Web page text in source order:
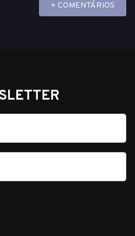
+ COMENTÁRIOS